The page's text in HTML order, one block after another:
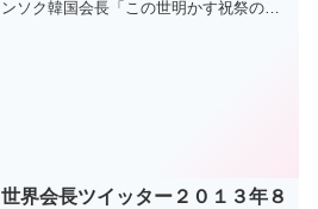
ンソク韓国会長「この世明かす祝祭の場
世界会長ツイッター２０１３年８